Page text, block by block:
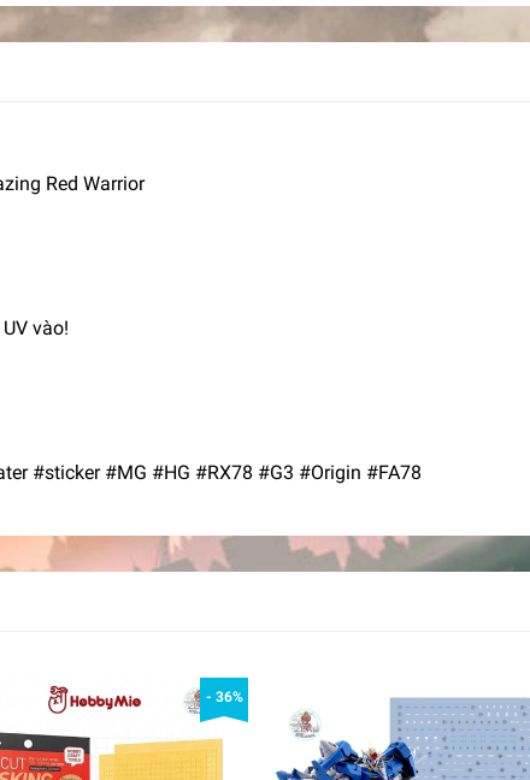
Red Warrior
vào!
#sticker #MG #HG #RX78 #G3 #Origin #FA78
- 36%